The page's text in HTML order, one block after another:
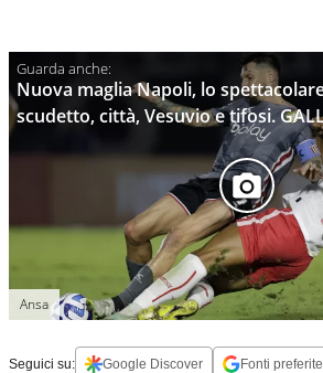
Nuova maglia Napoli, lo
scudetto, città, Vesuvio e tifosi.
Ansa
Seguici su: Google Discover Fonti preferite